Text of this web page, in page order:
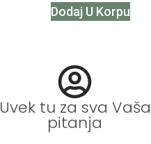
Dodaj U Korpu
Uvek tu za sva Vaša
pitanja